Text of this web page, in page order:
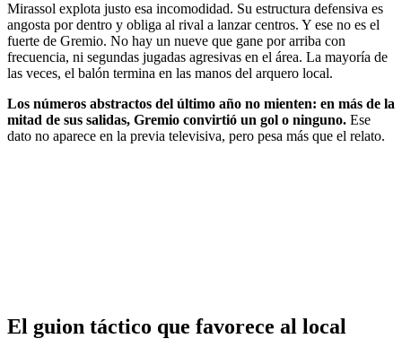
Mirassol explota justo esa incomodidad. Su estructura defensiva es
angosta por dentro y obliga al rival a lanzar centros. Y ese no es el
fuerte de Gremio. No hay un nueve que gane por arriba con
frecuencia, ni segundas jugadas agresivas en el área. La mayoría de
las veces, el balón termina en las manos del arquero local.
Los números abstractos del último año no mienten: en más de la
mitad de sus salidas, Gremio convirtió un gol o ninguno. Ese
dato no aparece en la previa televisiva, pero pesa más que el relato.
El guion táctico que favorece al local